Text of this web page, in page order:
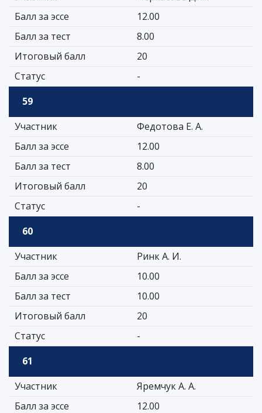
Балл за эссе
12.00
Балл за тест
8.00
Итоговый балл
20
Статус
-
59
Участник
Федотова Е. А.
Балл за эссе
12.00
Балл за тест
8.00
Итоговый балл
20
Статус
-
60
Участник
Ринк А. И.
Балл за эссе
10.00
Балл за тест
10.00
Итоговый балл
20
Статус
-
61
Участник
Яремчук А. А.
Балл за эссе
12.00